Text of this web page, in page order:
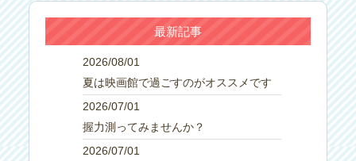
最新記事
2026/08/01
夏は映画館で過ごすのがオススメです
2026/07/01
握力測ってみませんか？
2026/07/01